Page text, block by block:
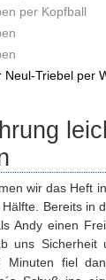
per Kopfball
Neul-Triebel per
wir das Heft
Bereits in
Andy einen
uns Sicherheit
Minuten fiel